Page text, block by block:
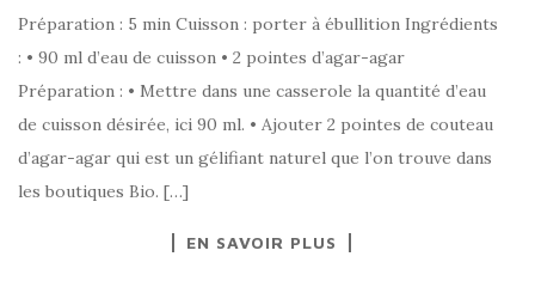
Préparation : 5 min Cuisson : porter à ébullition Ingrédients
: • 90 ml d’eau de cuisson • 2 pointes d’agar-agar
Préparation : • Mettre dans une casserole la quantité d’eau
de cuisson désirée, ici 90 ml. • Ajouter 2 pointes de couteau
d’agar-agar qui est un gélifiant naturel que l’on trouve dans
les boutiques Bio. […]
EN SAVOIR PLUS